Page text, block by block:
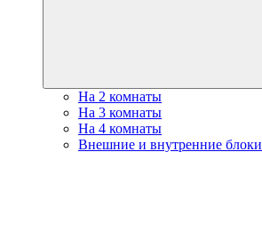
На 2 комнаты
На 3 комнаты
На 4 комнаты
Внешние и внутренние блоки